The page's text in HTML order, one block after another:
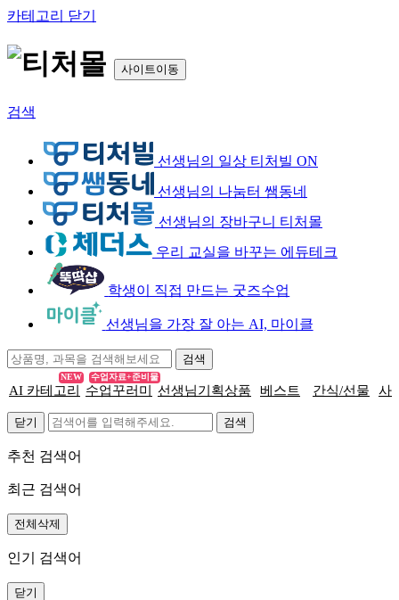
카테고리 닫기
사이트이동
검색
선생님의 일상 티처빌 ON
선생님의 나눔터 쌤동네
선생님의 장바구니 티처몰
우리 교실을 바꾸는 에듀테크
학생이 직접 만드는 굿즈수업
선생님을 가장 잘 아는 AI, 마이클
AI 카테고리
NEW
수업꾸러미
수업자료+준비물
선생님기획상품 베스트 간식/선물 사
닫기
추천 검색어
최근 검색어
전체삭제
인기 검색어
닫기